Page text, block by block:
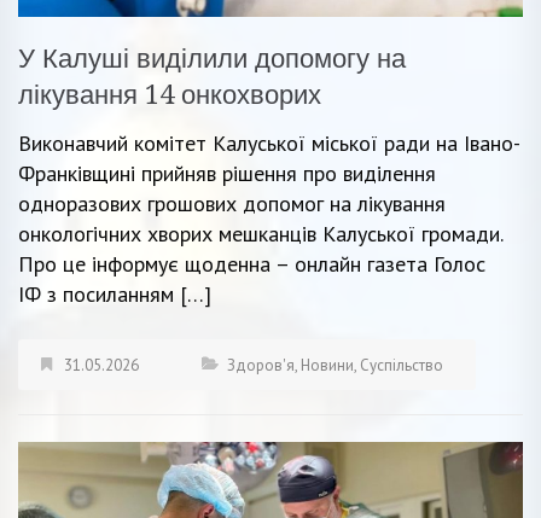
У Калуші виділили допомогу на
лікування 14 онкохворих
Виконавчий комітет Калуської міської ради на Івано-
Франківщині прийняв рішення про виділення
одноразових грошових допомог на лікування
онкологічних хворих мешканців Калуської громади.
Про це інформує щоденна – онлайн газета Голос
ІФ з посиланням […]
31.05.2026 Здоров'я, Новини, Суспільство